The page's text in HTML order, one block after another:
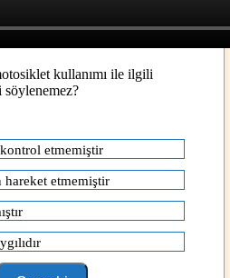
kullanımı ile ilgili
söylenemez?
etmemiştir
hareket etmemiştir